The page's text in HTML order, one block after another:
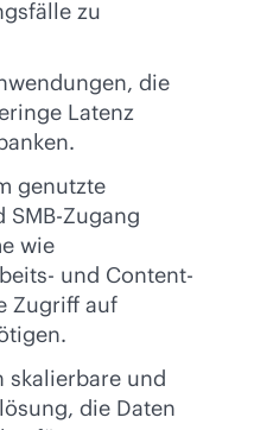
zu
die
Latenz
genutzte
SMB-Zugang
wie
und Content-
Zugriff auf
skalierbare und
die Daten